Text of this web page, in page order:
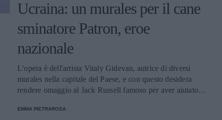
Ucraina: un murales per il cane
sminatore Patron, eroe
nazionale
L'opera è dell'artista Vitaly Gidevan, autrice di diversi
murales nella capitale del Paese, e con questo desidera
rendere omaggio al Jack Russell famoso per aver aiutato i
EMMA PIETRAROSA